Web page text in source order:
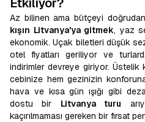
Az bilinen ama bütçeyi
kışın Litvanya'ya gitmek, yaz
ekonomik. Uçak biletleri düşük
otel fiyatları geriliyor ve
indirimler devreye giriyor. Üstelik
cebinize hem gezinizin
hava ve kısa gün ışığı gibi
dostu bir Litvanya turu
kaçırılmaması gereken bir fırsat